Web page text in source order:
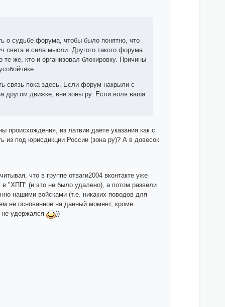
о судьбе форума, чтобы было понятно, что
света и сила мысли. Другого такого форума
же, кто и организовал блокировку. Причины
связь пока здесь. Если форум накрыли с
другом движке, вне зоны ру. Если воля ваша
из латвии даете указания как с
из под юрисдикции России (зона ру)? А в довесок
что в группе отваги2004 вконтакте уже
в "ХПП" (и это не было удалено), а потом развели
нашими войсками (т.е. никаких поводов для
не основанное на данный момент, кроме
не удержался
))